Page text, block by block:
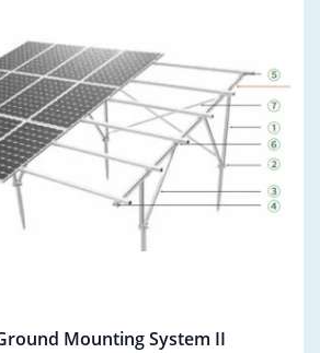
Mounting System II